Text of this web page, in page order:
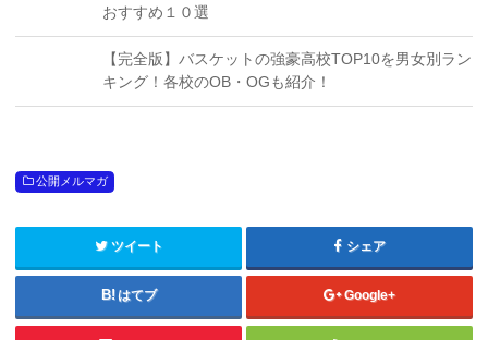
おすすめ１０選
【完全版】バスケットの強豪高校TOP10を男女別ラン
キング！各校のOB・OGも紹介！
公開メルマガ
ツイート シェア
はてブ Google+